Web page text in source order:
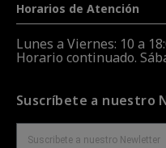
Horarios de Atención
Lunes a Viernes: 10 a
Horario continuado.
Suscríbete a nuestro